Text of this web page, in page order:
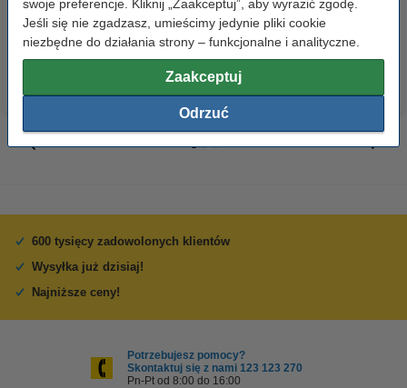
swoje preferencje. Kliknij „Zaakceptuj”, aby wyrazić zgodę.
Jeśli się nie zgadzasz, umieścimy jedynie pliki cookie
niezbędne do działania strony – funkcjonalne i analityczne.
Zaakceptuj
Odrzuć
14,90 zł z VAT 2,90 zł z VAT
600 tysięcy zadowolonych klientów
Wysyłka już dzisiaj!
Najniższe ceny!
Potrzebujesz pomocy?
Skontaktuj się z nami 123 123 270
Pn-Pt od 8:00 do 16:00